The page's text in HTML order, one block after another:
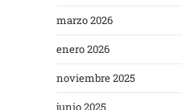
marzo 2026
enero 2026
noviembre 2025
junio 2025